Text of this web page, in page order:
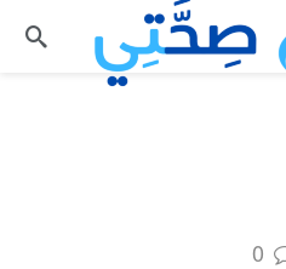
0